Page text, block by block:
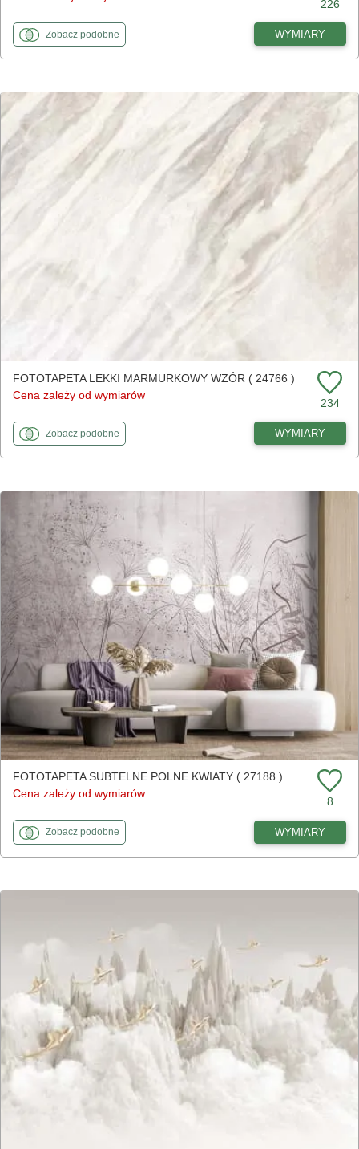
226
Zobaczfototapety
podobnedo Dziki lotos WYMIARY
FOTOTAPETA LEKKI MARMURKOWY WZÓR ( 24766 )
Cena zależy od wymiarów
234
Zobaczfototapety
podobnedo Lekki marmurkowy wzór WYMIARY
FOTOTAPETA SUBTELNE POLNE KWIATY ( 27188 )
Cena zależy od wymiarów
8
Zobaczfototapety
podobnedo Subtelne polne kwiaty WYMIARY